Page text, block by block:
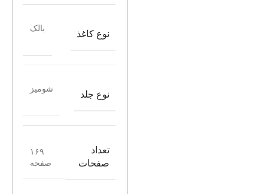
نوع کاغذ
بالک
نوع جلد
شومیز
تعداد
صفحات
۱۶۹
صفحه